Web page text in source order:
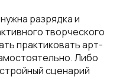
разрядка и
творческого
практиковать арт-
Либо
сценарий